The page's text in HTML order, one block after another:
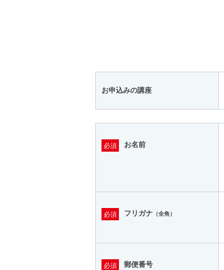
お申込みの講座
お名前
必須
フリガナ （全角）
必須
郵便番号
必須